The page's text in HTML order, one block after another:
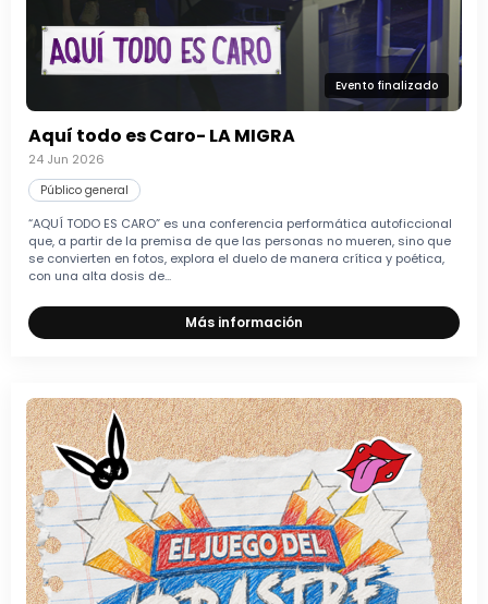
Evento finalizado
Aquí todo es Caro- LA MIGRA
24 Jun 2026
Público general
“AQUÍ TODO ES CARO” es una conferencia performática autoficcional
que, a partir de la premisa de que las personas no mueren, sino que
se convierten en fotos, explora el duelo de manera crítica y poética,
con una alta dosis de...
Más información